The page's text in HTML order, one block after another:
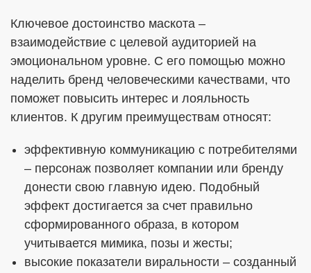
Ключевое достоинство маскота –
взаимодействие с целевой аудиторией на
эмоциональном уровне. С его помощью можно
наделить бренд человеческими качествами, что
поможет повысить интерес и лояльность
клиентов. К другим преимуществам относят:
эффективную коммуникацию с потребителями
– персонаж позволяет компании или бренду
донести свою главную идею. Подобный
эффект достигается за счет правильно
сформированного образа, в котором
учитывается мимика, позы и жесты;
высокие показатели виральности – созданный